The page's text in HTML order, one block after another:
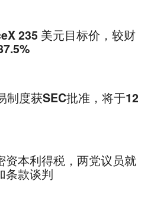
235 美元目标价，较财
制度获SEC批准，将于12
资本利得税，两党议员就
条款谈判